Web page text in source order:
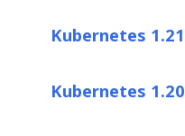
Kubernetes 1.21
Kubernetes 1.20